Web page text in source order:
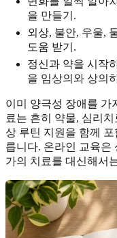
을 만들기.
외상, 불안, 우울,
도움 받기.
정신과 약을 시작
을 임상의와 상의
이미 양극성 장애를 가
료는 흔히 약물, 심리
상 루틴 지원을 함께
릅니다. 온라인 교육은
가의 치료를 대신해서